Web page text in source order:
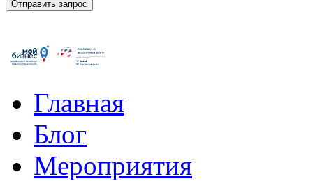
Главная
Блог
Мероприятия